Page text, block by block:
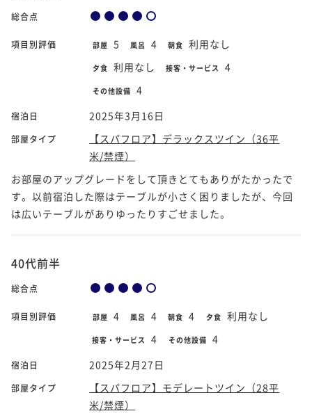
総合点
項目別評価 部屋 5 風呂 4 朝食 利用なし
夕食 利用なし 接客・サービス 4
その他設備 4
宿泊日 2025年3月16日
部屋タイプ
【スパフロア】デラックスツイン（36平
米/禁煙）
お部屋のアップグレードをして頂きとてもありがたかったで
す。以前宿泊した際はテーブルが小さく困りましたが、今回
は広いテーブルがありゆったりすごせました。
40代前半
総合点
項目別評価 部屋 4 風呂 4 朝食 4 夕食 利用なし
接客・サービス 4 その他設備 4
宿泊日 2025年2月27日
部屋タイプ
【スパフロア】モデレートツイン（28平
米/禁煙）